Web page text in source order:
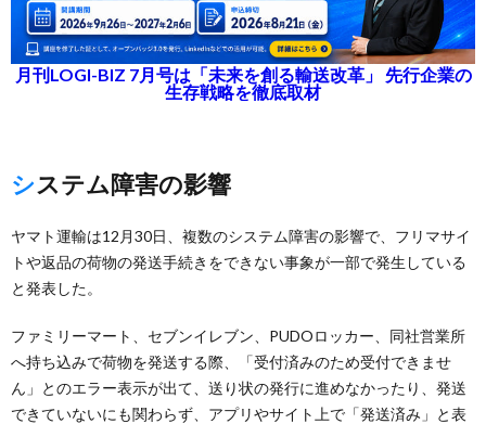
月刊LOGI-BIZ 7月号は「未来を創る輸送改革」 先行企業の
生存戦略を徹底取材
システム障害の影響
ヤマト運輸は12月30日、複数のシステム障害の影響で、フリマサイ
トや返品の荷物の発送手続きをできない事象が一部で発生している
と発表した。
ファミリーマート、セブンイレブン、PUDOロッカー、同社営業所
へ持ち込みで荷物を発送する際、「受付済みのため受付できませ
ん」とのエラー表示が出て、送り状の発行に進めなかったり、発送
できていないにも関わらず、アプリやサイト上で「発送済み」と表